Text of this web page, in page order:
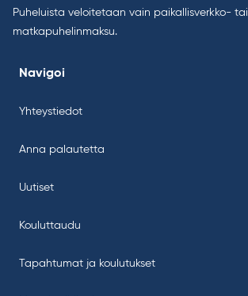
Puheluista veloitetaan vain paikallisverkko- tai
matkapuhelinmaksu.
Navigoi
Yhteystiedot
Anna palautetta
Uutiset
Kouluttaudu
Tapahtumat ja koulutukset